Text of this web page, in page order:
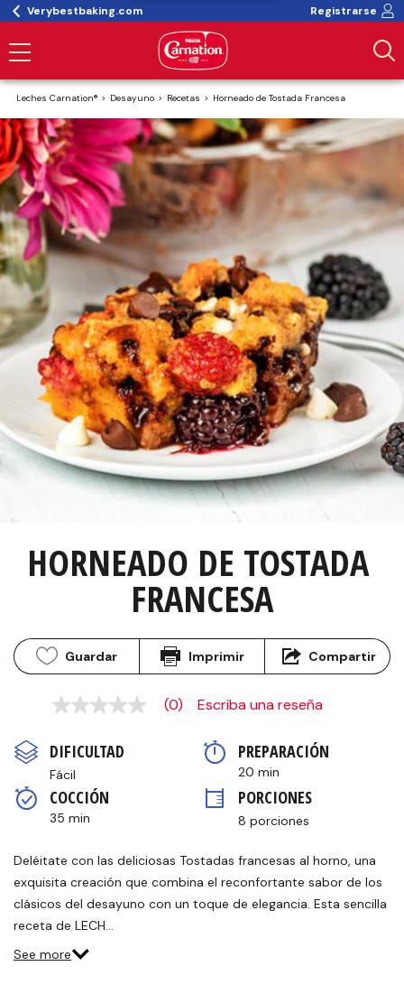
Verybestbaking.com Registrarse
Leches Carnation® Desayuno Recetas Horneado de Tostada Francesa
HORNEADO DE TOSTADA
FRANCESA
Guardar Imprimir Compartir
Sin
en
la
misma
página.
(0) Escriba una reseña
DIFICULTAD
Fácil
PREPARACIÓN
20 min
COCCIÓN
35 min
PORCIONES
8 porciones
Deléitate con las deliciosas Tostadas francesas al horno, una
exquisita creación que combina el reconfortante sabor de los
clásicos del desayuno con un toque de elegancia. Esta sencilla
receta de LECH…
See more